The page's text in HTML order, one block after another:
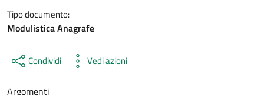
Tipo documento:
Modulistica Anagrafe
Condividi Vedi azioni
Argomenti